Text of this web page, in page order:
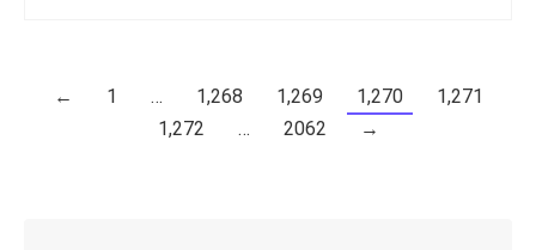
← 1 … 1,268 1,269 1,270
1,271
1,272
… 2062 →